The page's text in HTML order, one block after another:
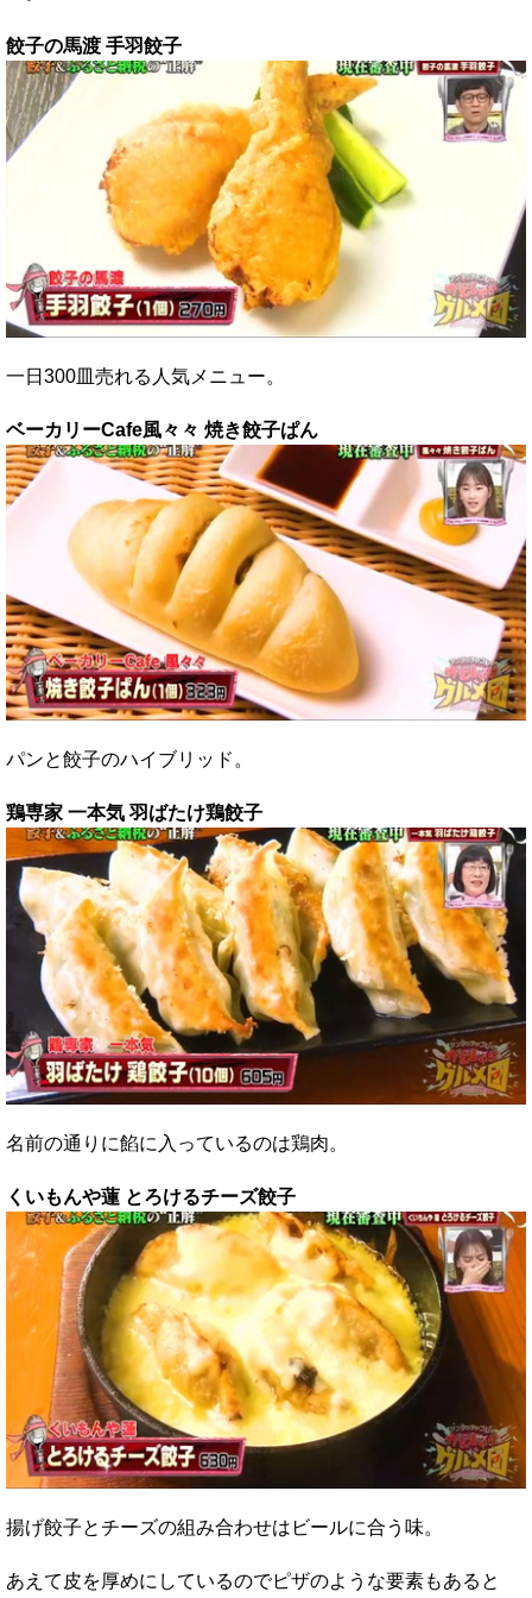
餃子の馬渡 手羽餃子
一日300皿売れる人気メニュー。
ベーカリーCafe風々々 焼き餃子ぱん
パンと餃子のハイブリッド。
鶏専家 一本気 羽ばたけ鶏餃子
名前の通りに餡に入っているのは鶏肉。
くいもんや蓮 とろけるチーズ餃子
揚げ餃子とチーズの組み合わせはビールに合う味。
あえて皮を厚めにしているのでピザのような要素もあると